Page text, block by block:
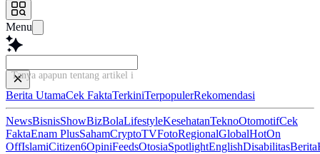
Menu
Tanya apapun tentang artikel ini...
Berita UtamaCek FaktaTerkiniTerpopulerRekomendasi
NewsBisnisShowBizBolaLifestyleKesehatanTeknoOtomotifCek
FaktaEnam PlusSahamCryptoTVFotoRegionalGlobalHotOn
OffIslamiCitizen6OpiniFeedsOtosiaSpotlightEnglishDisabilitasBerita